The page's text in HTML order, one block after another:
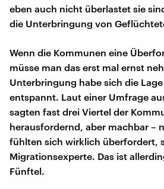
eben auch nicht überlastet sie
die Unterbringung von
Wenn die Kommunen eine
müsse man das erst mal ernst
Unterbringung habe sich die
entspannt. Laut einer Umfrage
sagten fast drei Viertel der
herausfordernd, aber machbar –
fühlten sich wirklich überfordert,
Migrationsexperte. Das ist
Fünftel.